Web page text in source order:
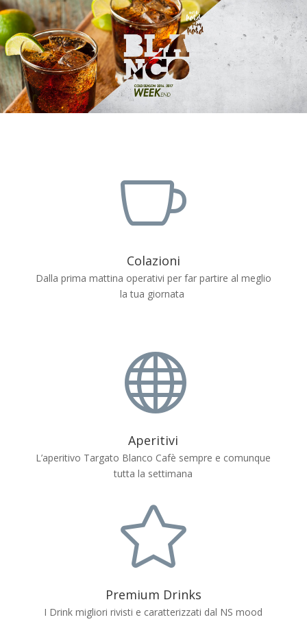

Colazioni
Dalla prima mattina operativi per far partire al meglio
la tua giornata

Aperitivi
L’aperitivo Targato Blanco Cafè sempre e comunque
tutta la settimana

Premium Drinks
I Drink migliori rivisti e caratterizzati dal NS mood